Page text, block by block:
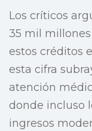
Los críticos
35 mil
estos créditos
esta cifra
atención
donde incluso
ingresos